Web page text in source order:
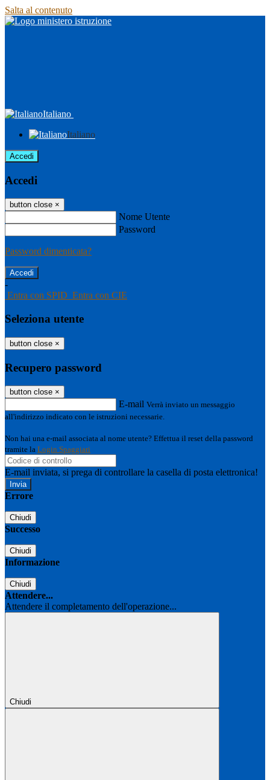
Salta al contenuto
Italiano
Italiano
Accedi
Accedi
button close ×
Nome Utente
Password
Password dimenticata?
-
Entra con SPID Entra con CIE
Seleziona utente
button close ×
Recupero password
button close ×
E-mail Verrà inviato un messaggio
all'indirizzo indicato con le istruzioni necessarie.
Non hai una e-mail associata al nome utente? Effettua il reset della password
tramite la Login Spaggiari
E-mail inviata, si prega di controllare la casella di posta elettronica!
Errore
Chiudi
Successo
Chiudi
Informazione
Chiudi
Attendere...
Attendere il completamento dell'operazione...
Chiudi